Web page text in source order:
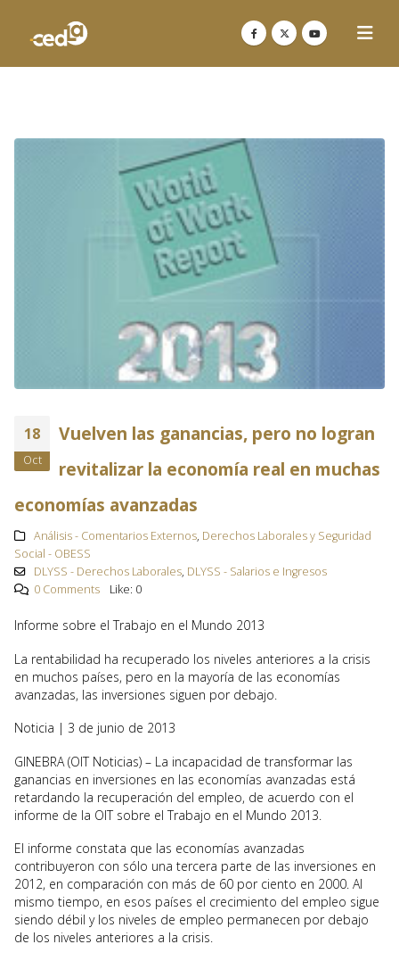
18
Oct
Vuelven las ganancias, pero no logran
revitalizar la economía real en muchas
economías avanzadas
Análisis - Comentarios Externos, Derechos Laborales y Seguridad
Social - OBESS
DLYSS - Derechos Laborales, DLYSS - Salarios e Ingresos
0 Comments
Like: 0
Informe sobre el Trabajo en el Mundo 2013
La rentabilidad ha recuperado los niveles anteriores a la crisis
en muchos países, pero en la mayoría de las economías
avanzadas, las inversiones siguen por debajo.
Noticia | 3 de junio de 2013
GINEBRA (OIT Noticias) – La incapacidad de transformar las
ganancias en inversiones en las economías avanzadas está
retardando la recuperación del empleo, de acuerdo con el
informe de la OIT sobre el Trabajo en el Mundo 2013.
El informe constata que las economías avanzadas
contribuyeron con sólo una tercera parte de las inversiones en
2012, en comparación con más de 60 por ciento en 2000. Al
mismo tiempo, en esos países el crecimiento del empleo sigue
siendo débil y los niveles de empleo permanecen por debajo
de los niveles anteriores a la crisis.